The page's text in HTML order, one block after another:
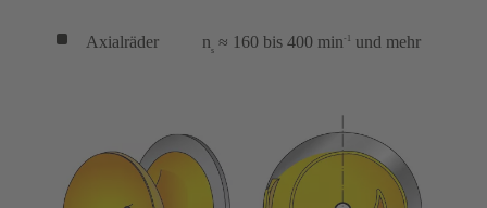
Axialräder ns ≈ 160 bis 400 min-1 und mehr